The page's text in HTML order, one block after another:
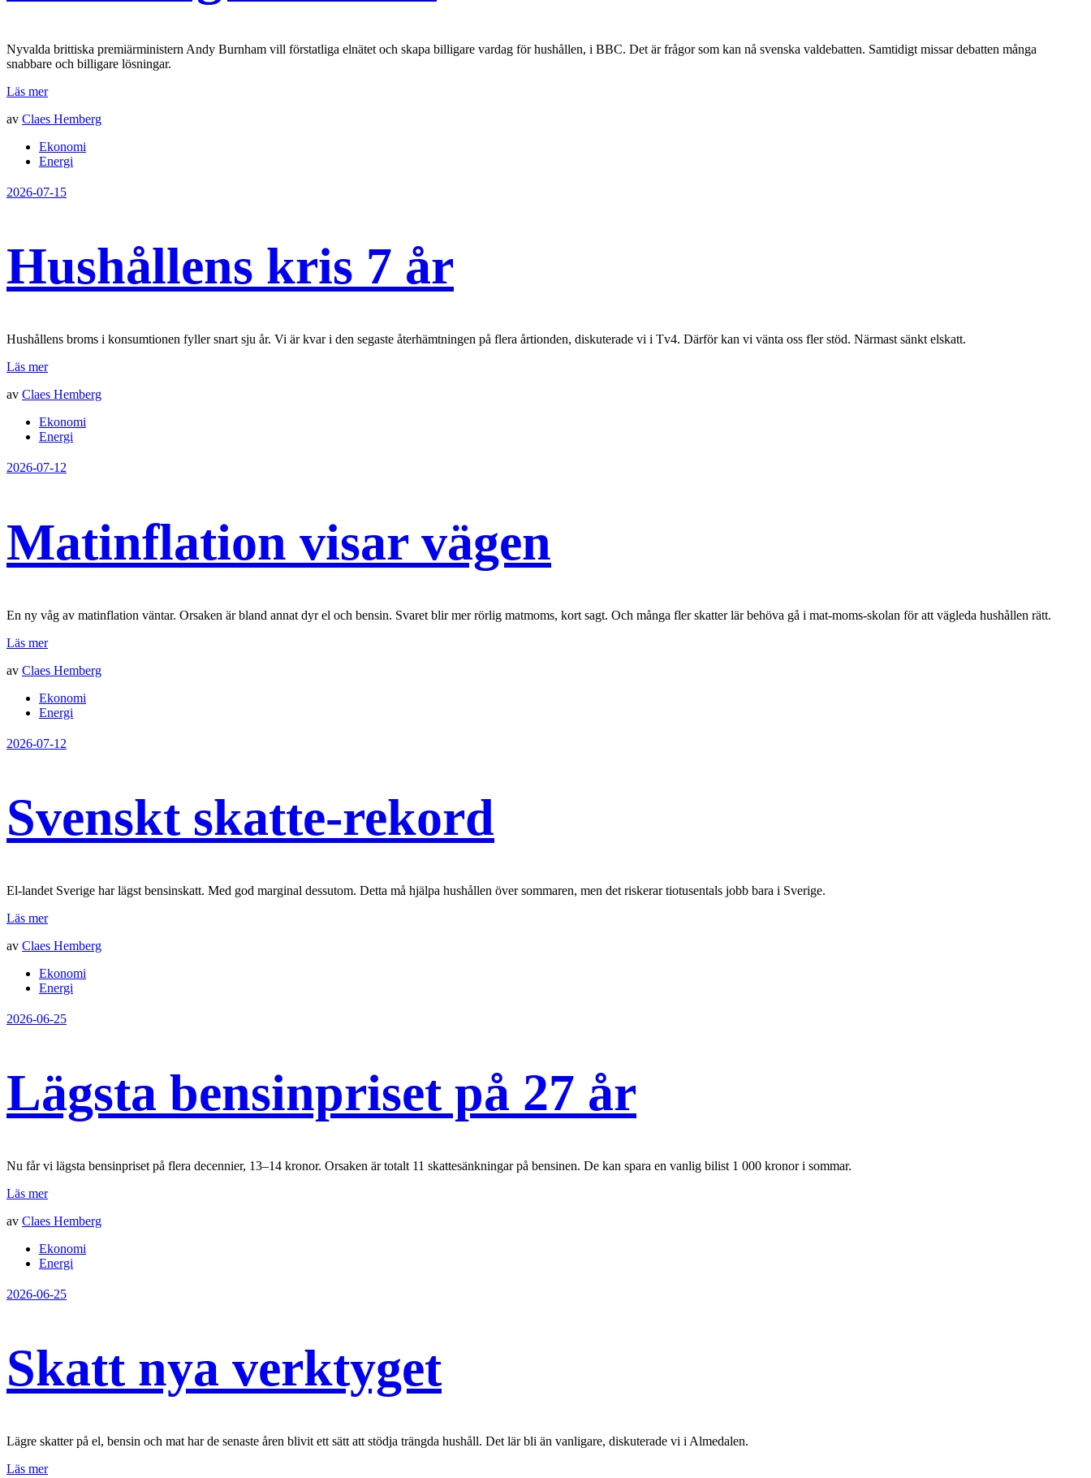
Nyvalda brittiska premiärministern Andy Burnham vill förstatliga elnätet och skapa billigare vardag för hushållen, i BBC. Det är frågor som kan nå svenska valdebatten. Samtidigt missar debatten många
snabbare och billigare lösningar.
Läs mer
av Claes Hemberg
Ekonomi
Energi
2026-07-15
Hushållens kris 7 år
Hushållens broms i konsumtionen fyller snart sju år. Vi är kvar i den segaste återhämtningen på flera årtionden, diskuterade vi i Tv4. Därför kan vi vänta oss fler stöd. Närmast sänkt elskatt.
Läs mer
av Claes Hemberg
Ekonomi
Energi
2026-07-12
Matinflation visar vägen
En ny våg av matinflation väntar. Orsaken är bland annat dyr el och bensin. Svaret blir mer rörlig matmoms, kort sagt. Och många fler skatter lär behöva gå i mat-moms-skolan för att vägleda hushållen rätt.
Läs mer
av Claes Hemberg
Ekonomi
Energi
2026-07-12
Svenskt skatte-rekord
El-landet Sverige har lägst bensinskatt. Med god marginal dessutom. Detta må hjälpa hushållen över sommaren, men det riskerar tiotusentals jobb bara i Sverige.
Läs mer
av Claes Hemberg
Ekonomi
Energi
2026-06-25
Lägsta bensinpriset på 27 år
Nu får vi lägsta bensinpriset på flera decennier, 13–14 kronor. Orsaken är totalt 11 skattesänkningar på bensinen. De kan spara en vanlig bilist 1 000 kronor i sommar.
Läs mer
av Claes Hemberg
Ekonomi
Energi
2026-06-25
Skatt nya verktyget
Lägre skatter på el, bensin och mat har de senaste åren blivit ett sätt att stödja trängda hushåll. Det lär bli än vanligare, diskuterade vi i Almedalen.
Läs mer